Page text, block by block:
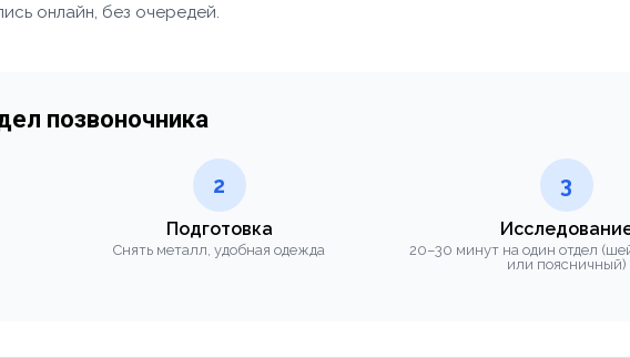
онлайн, без очередей.
позвоночника
2
Подготовка
Снять металл, удобная одежда
3
20–30 минут на один отдел
или поясничный)